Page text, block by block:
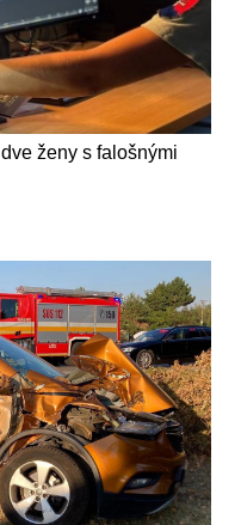
ženy s falošnými